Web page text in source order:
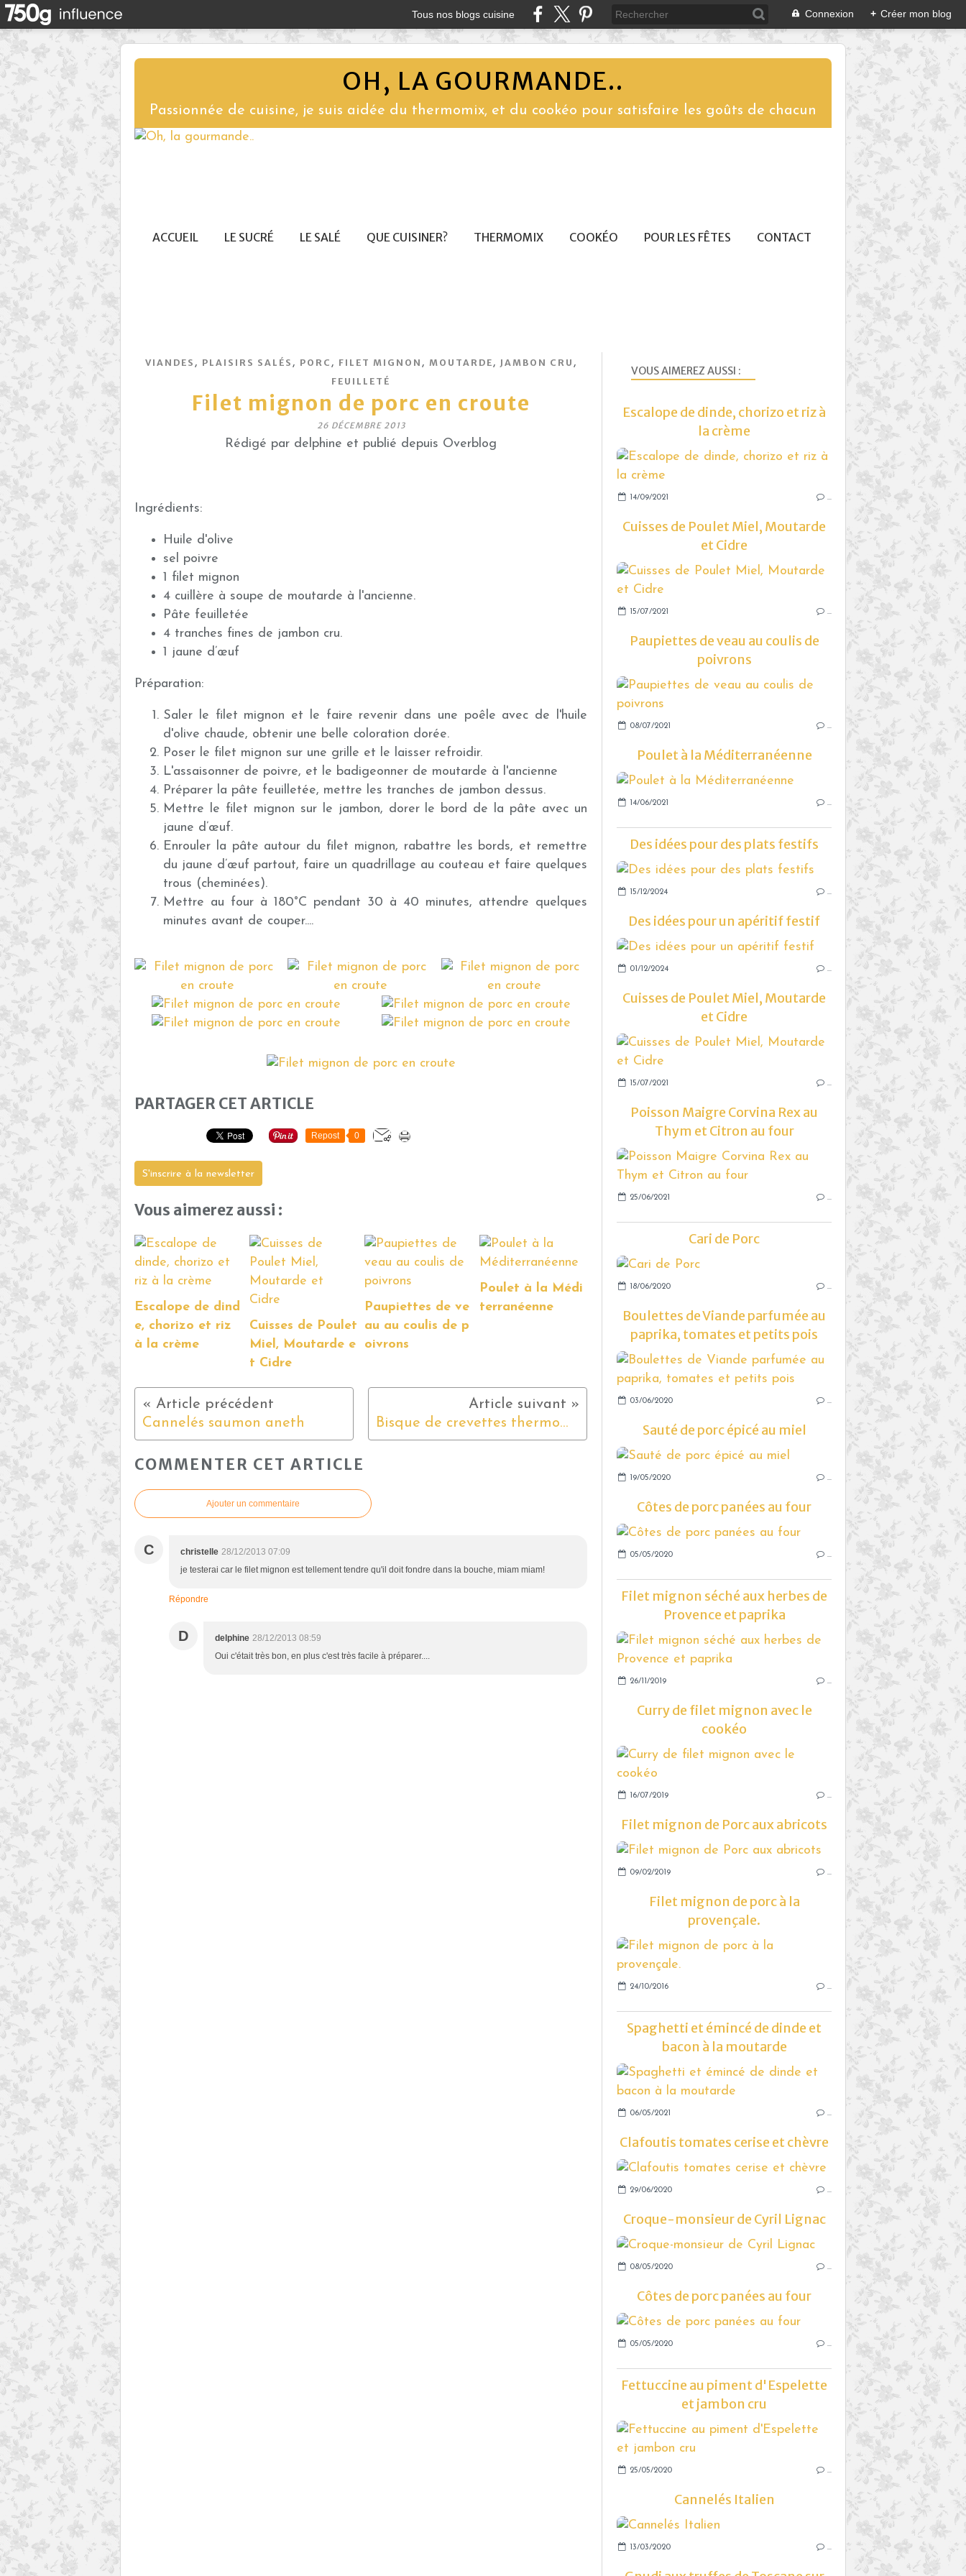
Tous nos blogs cuisine Connexion + Créer mon blog
OH, LA GOURMANDE..
Passionnée de cuisine, je suis aidée du thermomix, et du cookéo pour satisfaire les goûts de chacun
ACCUEIL LE SUCRÉ LE SALÉ QUE CUISINER? THERMOMIX COOKÉO POUR LES FÊTES CONTACT
VIANDES , PLAISIRS SALÉS , PORC , FILET MIGNON , MOUTARDE, JAMBON CRU ,
FEUILLETÉ
Filet mignon de porc en croute
26 DÉCEMBRE 2013
Rédigé par delphine et publié depuis Overblog
Ingrédients:
Huile d'olive
sel poivre
1 filet mignon
4 cuillère à soupe de moutarde à l'ancienne.
Pâte feuilletée
4 tranches fines de jambon cru.
1 jaune d’œuf
Préparation:
Saler le filet mignon et le faire revenir dans une poêle avec de l'huile
d'olive chaude, obtenir une belle coloration dorée.
Poser le filet mignon sur une grille et le laisser refroidir.
L'assaisonner de poivre, et le badigeonner de moutarde à l'ancienne
Préparer la pâte feuilletée, mettre les tranches de jambon dessus.
Mettre le filet mignon sur le jambon, dorer le bord de la pâte avec un
jaune d’œuf.
Enrouler la pâte autour du filet mignon, rabattre les bords, et remettre
du jaune d’œuf partout, faire un quadrillage au couteau et faire quelques
trous (cheminées).
Mettre au four à 180°C pendant 30 à 40 minutes, attendre quelques
minutes avant de couper....
PARTAGER CET ARTICLE
Repost 0
S'inscrire à la newsletter
Vous aimerez aussi :
Escalope de dind
e, chorizo et riz
à la crème
Cuisses de Poulet
Miel, Moutarde e
t Cidre
Paupiettes de ve
au au coulis de p
oivrons
Poulet à la Médi
terranéenne
Cannelés saumon aneth Bisque de crevettes thermomix
COMMENTER CET ARTICLE
Ajouter un commentaire
C christelle 28/12/2013 07:09
je testerai car le filet mignon est tellement tendre qu'il doit fondre dans la bouche, miam miam!
Répondre
D delphine 28/12/2013 08:59
Oui c'était très bon, en plus c'est très facile à préparer....
VOUS AIMEREZ AUSSI :
Escalope de dinde, chorizo et riz à
la crème
14/09/2021 …
Cuisses de Poulet Miel, Moutarde
et Cidre
15/07/2021 …
Paupiettes de veau au coulis de
poivrons
08/07/2021 …
Poulet à la Méditerranéenne
14/06/2021 …
Des idées pour des plats festifs
15/12/2024 …
Des idées pour un apéritif festif
01/12/2024 …
Cuisses de Poulet Miel, Moutarde
et Cidre
15/07/2021 …
Poisson Maigre Corvina Rex au
Thym et Citron au four
25/06/2021 …
Cari de Porc
18/06/2020 …
Boulettes de Viande parfumée au
paprika, tomates et petits pois
03/06/2020 …
Sauté de porc épicé au miel
19/05/2020 …
Côtes de porc panées au four
05/05/2020 …
Filet mignon séché aux herbes de
Provence et paprika
26/11/2019 …
Curry de filet mignon avec le
cookéo
16/07/2019 …
Filet mignon de Porc aux abricots
09/02/2019 …
Filet mignon de porc à la
provençale.
24/10/2016 …
Spaghetti et émincé de dinde et
bacon à la moutarde
06/05/2021 …
Clafoutis tomates cerise et chèvre
29/06/2020 …
Croque-monsieur de Cyril Lignac
08/05/2020 …
Côtes de porc panées au four
05/05/2020 …
Fettuccine au piment d'Espelette
et jambon cru
25/05/2020 …
Cannelés Italien
13/03/2020 …